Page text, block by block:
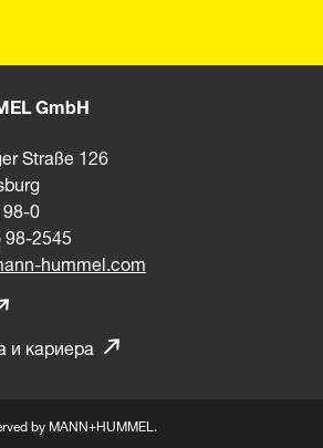
GmbH
Straße 126
0
98-2545
hummel.com
и кариера
by MANN+HUMMEL.